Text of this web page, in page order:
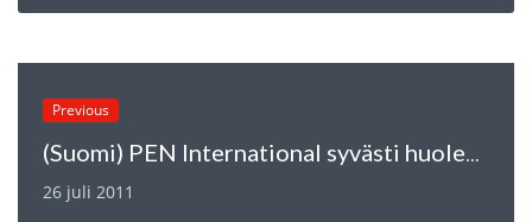
Previous
(Suomi) PEN International syvästi huolestunut Oslon ja Utoyan tapahtumista
26 juli 2011